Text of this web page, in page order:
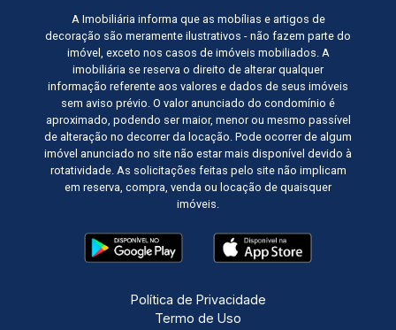
A Imobiliária informa que as mobílias e artigos de
decoração são meramente ilustrativos - não fazem parte do
imóvel, exceto nos casos de imóveis mobiliados. A
imobiliária se reserva o direito de alterar qualquer
informação referente aos valores e dados de seus imóveis
sem aviso prévio. O valor anunciado do condomínio é
aproximado, podendo ser maior, menor ou mesmo passível
de alteração no decorrer da locação. Pode ocorrer de algum
imóvel anunciado no site não estar mais disponível devido à
rotatividade. As solicitações feitas pelo site não implicam
em reserva, compra, venda ou locação de quaisquer
imóveis.
Política de Privacidade
Termo de Uso